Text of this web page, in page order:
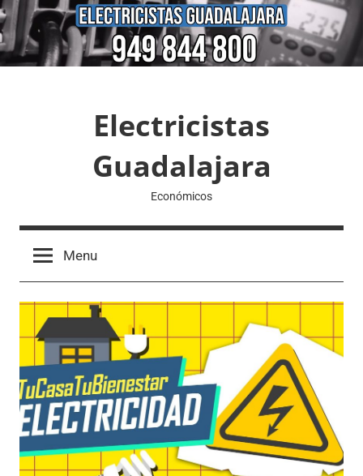
Skip
to
content
Electricistas
Guadalajara
Económicos
Menu